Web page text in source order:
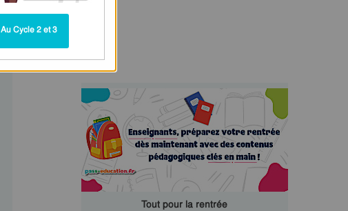
Tout pour la rentrée
Au Cycle 2 et 3